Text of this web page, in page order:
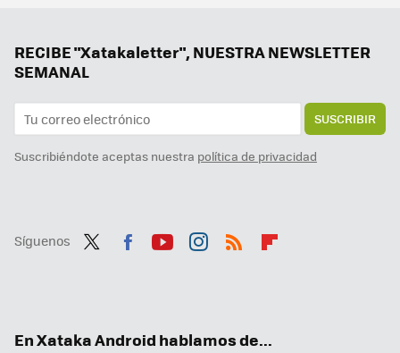
RECIBE "Xatakaletter", NUESTRA NEWSLETTER
SEMANAL
SUSCRIBIR
Suscribiéndote aceptas nuestra política de privacidad
Síguenos
En Xataka Android hablamos de...